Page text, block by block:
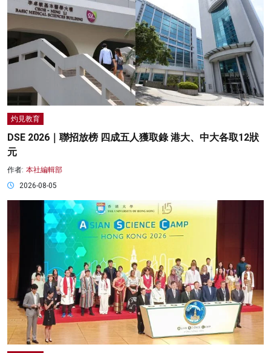
灼見教育
DSE 2026｜聯招放榜 四成五人獲取錄 港大、中大各取12狀
元
作者: 本社編輯部
2026-08-05